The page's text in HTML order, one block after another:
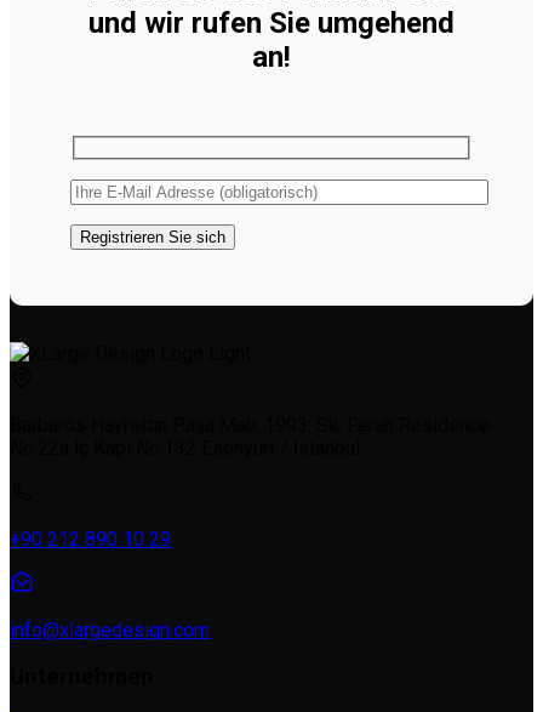
und wir rufen Sie umgehend
an!
+90 212 890 10 29
info@xlargedesign.com